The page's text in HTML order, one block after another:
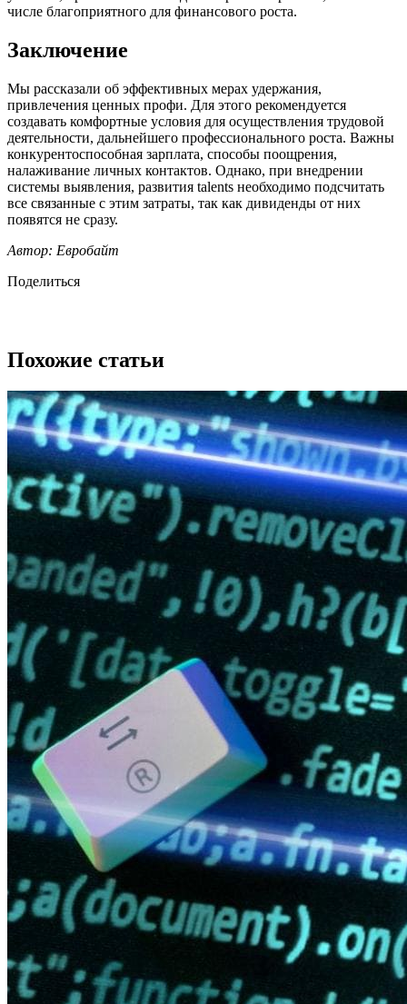
числе благоприятного для финансового роста.
Заключение
Мы рассказали об эффективных мерах удержания,
привлечения ценных профи. Для этого рекомендуется
создавать комфортные условия для осуществления трудовой
деятельности, дальнейшего профессионального роста. Важны
конкурентоспособная зарплата, способы поощрения,
налаживание личных контактов. Однако, при внедрении
системы выявления, развития talents необходимо подсчитать
все связанные с этим затраты, так как дивиденды от них
появятся не сразу.
Автор: Евробайт
Поделиться
Похожие статьи